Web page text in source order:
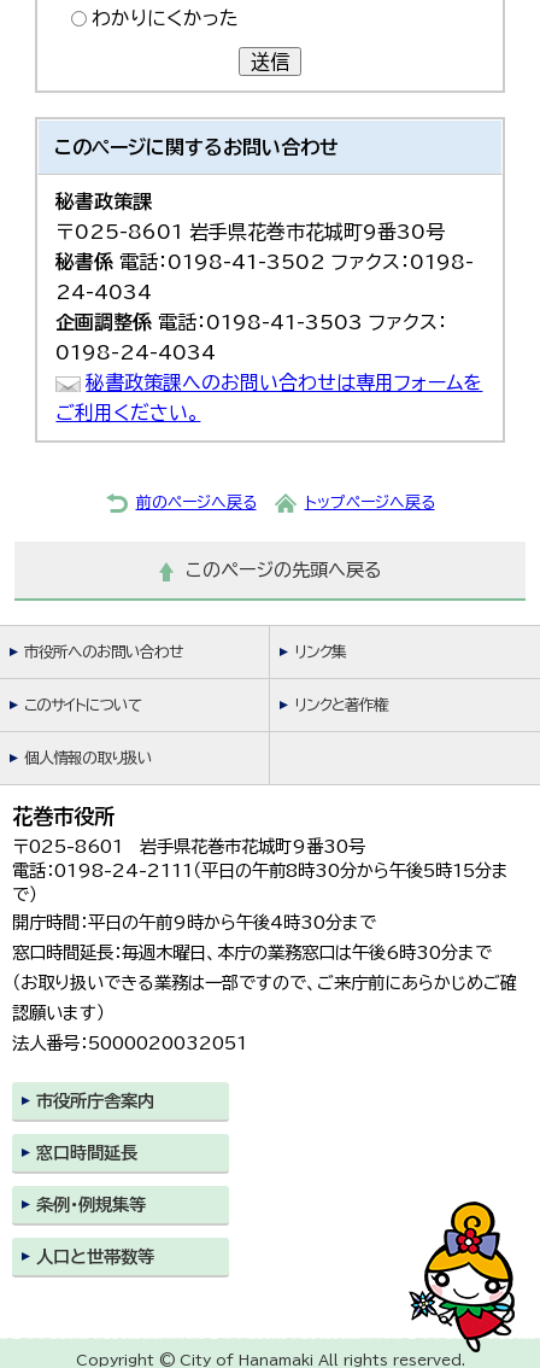
わかりにくかった
送信
このページに関するお問い合わせ
秘書政策課
〒025-8601 岩手県花巻市花城町9番30号
秘書係電話：0198-41-3502 ファクス：0198-
24-4034
企画調整係電話：0198-41-3503 ファクス：
0198-24-4034
秘書政策課へのお問い合わせは専用フォームを
ご利用ください。
前のページへ戻る トップページへ戻る
このページの先頭へ戻る
市役所へのお問い合わせ リンク集
このサイトについて リンクと著作権
個人情報の取り扱い
花巻市役所
〒025-8601 岩手県花巻市花城町9番30号
電話：0198-24-2111（平日の午前8時30分から午後5時15分ま
で）
開庁時間：平日の午前9時から午後4時30分まで
窓口時間延長：毎週木曜日、本庁の業務窓口は午後6時30分まで
（お取り扱いできる業務は一部ですので、ご来庁前にあらかじめご確
認願います）
法人番号：5000020032051
市役所庁舎案内
窓口時間延長
条例・例規集等
人口と世帯数等
Copyright © City of Hanamaki All rights reserved.